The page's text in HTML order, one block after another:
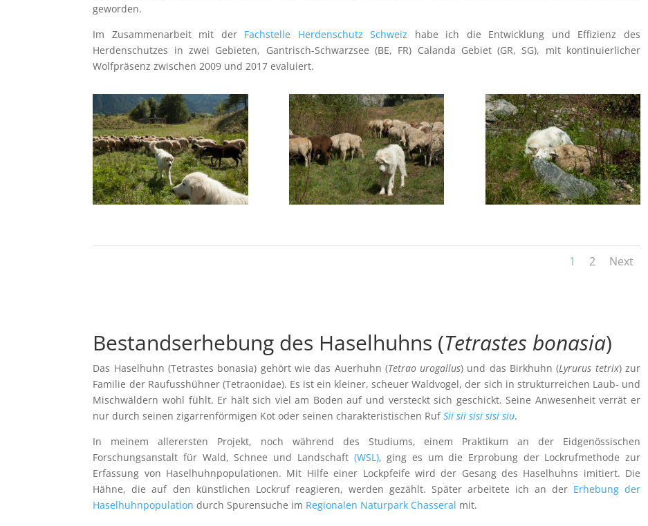
geworden.
Im Zusammenarbeit mit der Fachstelle Herdenschutz Schweiz habe ich die Entwicklung und Effizienz des
Herdenschutzes in zwei Gebieten, Gantrisch-Schwarzsee (BE, FR) Calanda Gebiet (GR, SG), mit kontinuierlicher
Wolfpräsenz zwischen 2009 und 2017 evaluiert.
1 2 Next
Bestandserhebung des Haselhuhns (Tetrastes bonasia)
Das Haselhuhn (Tetrastes bonasia) gehört wie das Auerhuhn (Tetrao urogallus) und das Birkhuhn (Lyrurus tetrix) zur
Familie der Raufusshühner (Tetraonidae). Es ist ein kleiner, scheuer Waldvogel, der sich in strukturreichen Laub- und
Mischwäldern wohl fühlt. Er hält sich viel am Boden auf und versteckt sich geschickt. Seine Anwesenheit verrät er
nur durch seinen zigarrenförmigen Kot oder seinen charakteristischen RufSii sii sisi sisi siu.
In meinem allerersten Projekt, noch während des Studiums, einem Praktikum an der Eidgenössischen
Forschungsanstalt für Wald, Schnee und Landschaft (WSL), ging es um die Erprobung der Lockrufmethode zur
Erfassung von Haselhuhnpopulationen. Mit Hilfe einer Lockpfeife wird der Gesang des Haselhuhns imitiert. Die
Hähne, die auf den künstlichen Lockruf reagieren, werden gezählt. Später arbeitete ich an der Erhebung der
Haselhuhnpopulation durch Spurensuche im Regionalen Naturpark Chasseral mit.